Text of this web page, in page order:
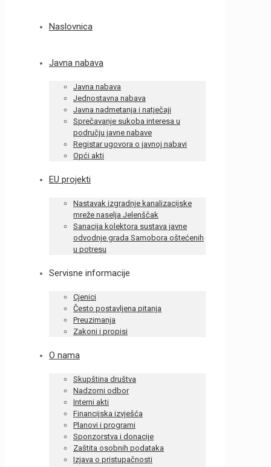
Naslovnica
Javna nabava
Javna nabava
Jednostavna nabava
Javna nadmetanja i natječaji
Sprečavanje sukoba interesa u
području javne nabave
Registar ugovora o javnoj nabavi
Opći akti
EU projekti
Nastavak izgradnje kanalizacijske
mreže naselja Jelenščak
Sanacija kolektora sustava javne
odvodnje grada Samobora oštećenih
u potresu
Servisne informacije
Cjenici
Često postavljena pitanja
Preuzimanja
Zakoni i propisi
O nama
Skupština društva
Nadzorni odbor
Interni akti
Financijska izvješća
Planovi i programi
Sponzorstva i donacije
Zaštita osobnih podataka
Izjava o pristupačnosti